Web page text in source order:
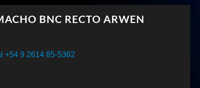
BNC RECTO ARWEN
+54 9 2614 85-5362